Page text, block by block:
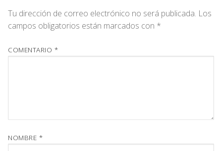
Tu dirección de correo electrónico no será publicada. Los
campos obligatorios están marcados con *
COMENTARIO *
NOMBRE *